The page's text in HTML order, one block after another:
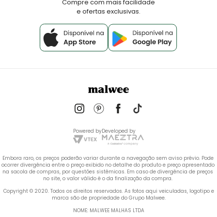
Compre com mais facilidade
e ofertas exclusivas.
Powered byDeveloped by
Embora raro, os preços poderão variar durante a navegação sem aviso prévio. Pode
ocorrer divergência entre o preço exibido no detalhe do produto e preço apresentado
na sacola de compras, por questões sistêmicas. Em caso de divergência de preços
no site, o valor válido é o da finalização da compra.
marca são de propriedade do Grupo Malwee.
NOME: MALWEE MALHAS LTDA